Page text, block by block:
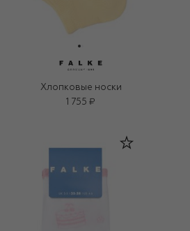
Хлопковые носки
1 755 ₽